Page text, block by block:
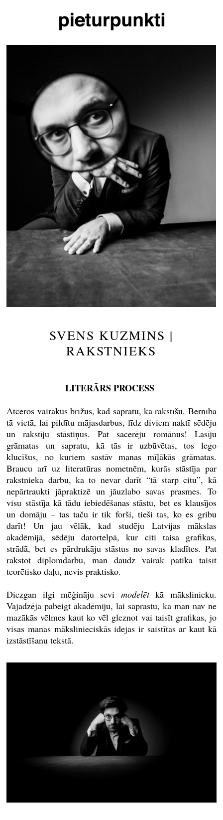
SVENS KUZMINS |
RAKSTNIEKS
LITERĀRS PROCESS
Atceros vairākus brīžus, kad sapratu, ka rakstīšu. Bērnībā
tā vietā, lai pildītu mājasdarbus, līdz diviem naktī sēdēju
un rakstīju stāstiņus. Pat sacerēju romānus! Lasīju
grāmatas un sapratu, kā tās ir uzbūvētas, tos lego
klucīšus, no kuriem sastāv manas mīļākās grāmatas.
Braucu arī uz literatūras nometnēm, kurās stāstīja par
rakstnieka darbu, ka to nevar darīt “tā starp citu”, kā
nepārtraukti jāpraktizē un jāuzlabo savas prasmes. To
visu stāstīja kā tādu iebiedēšanas stāstu, bet es klausījos
un domāju – tas taču ir tik forši, tieši tas, ko es gribu
darīt! Un jau vēlāk, kad studēju Latvijas mākslas
akadēmijā, sēdēju datortelpā, kur citi taisa grafikas,
strādā, bet es pārdrukāju stāstus no savas kladītes. Pat
rakstot diplomdarbu, man daudz vairāk patika taisīt
teorētisko daļu, nevis praktisko.
Diezgan ilgi mēģināju sevi modelētkā mākslinieku.
Vajadzēja pabeigt akadēmiju, lai saprastu, ka man nav ne
mazākās vēlmes kaut ko vēl gleznot vai taisīt grafikas, jo
visas manas mākslinieciskās idejas ir saistītas ar kaut kā
izstāstīšanu tekstā.